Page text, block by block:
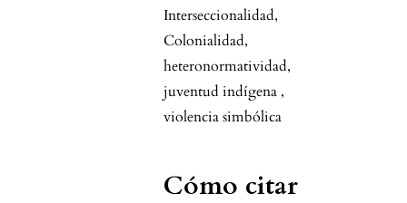
Interseccionalidad,
Colonialidad,
heteronormatividad,
juventud indígena ,
violencia simbólica
Cómo citar